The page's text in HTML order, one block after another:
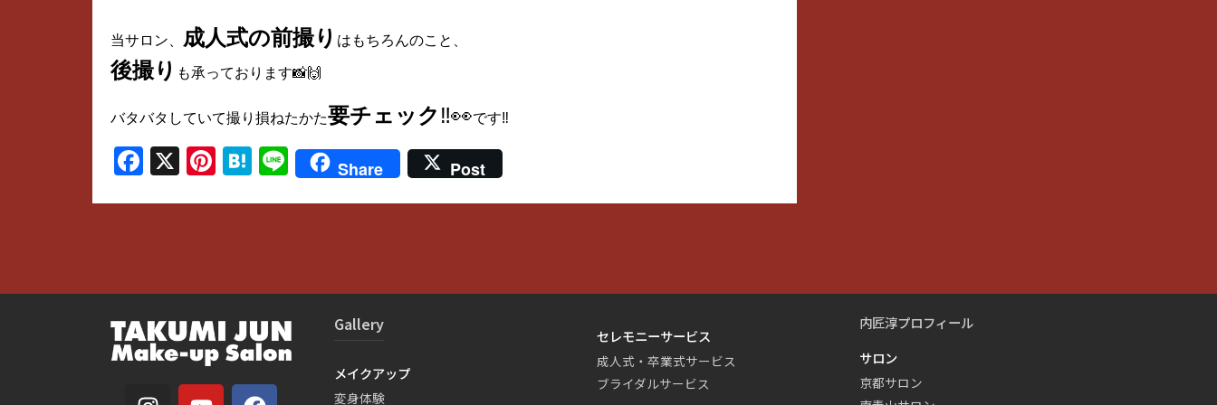
当サロン、 成人式の前撮り はもちろんのこと、
後撮り も承っております📸🙌
バタバタしていて撮り損ねたかた要チェック ‼👀です‼
Facebook
X Pinterest
Hatena
LineShare Post
Gallery
メイクアップ
変身体験
セレモニーサービス
成人式・卒業式サービス
ブライダルサービス
内匠淳プロフィール
サロン
京都サロン